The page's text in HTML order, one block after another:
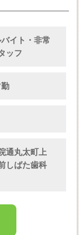
イト・非常
ッフ
通丸太町上
しばた歯科